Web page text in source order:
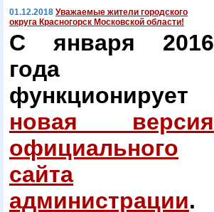
01.12.2018 Уважаемые жители городского
округа Красногорск Московской области!
С января 2016
года
функционирует
новая версия
официального
сайта
администрации.